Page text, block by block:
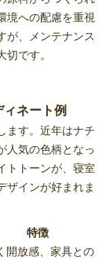
境への配慮を重視
が、メンテナンス
です。
ネート例
ます。近年はナチ
人気の色柄となっ
トトーンが、寝室
ザインが好まれま
特徴
開放感、家具との